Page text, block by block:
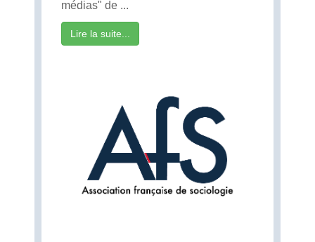
médias" de ...
Lire la suite...